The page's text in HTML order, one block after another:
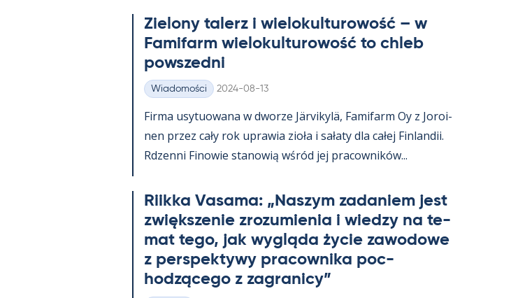
Zie­lony ta­lerz i wie­lo­kul­tu­rowość – w
Fa­mi­farm wie­lo­kul­tu­rowość to ch­leb
powszedni
Kategorie
Wiadomości Kirjoitettu
2024-08-13
Firma usy­tuowana w dworze Jär­vi­kylä, Fa­mi­farm Oy z Jo­roi­
nen przez cały rok uprawia zioła i sałaty dla całej Fin­lan­dii.
Rdzenni Fi­nowie sta­nowią wśród jej pracow­ników...
Riikka Va­sama: „Naszym za­da­niem jest
zwiększe­nie zrozu­mie­nia i wiedzy na te­
mat tego, jak wygląda życie zawo­dowe
z pers­pek­tywy pracow­nika poc­
hodzącego z za­gra­nicy”